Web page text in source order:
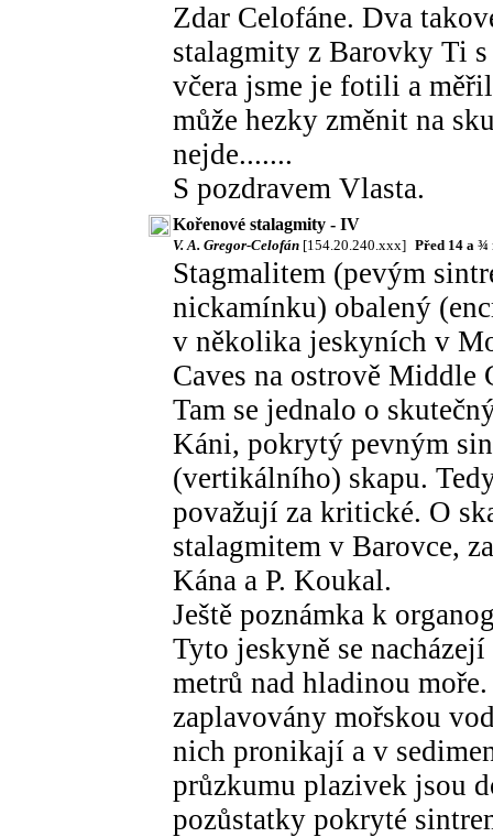
Zdar Celofáne. Dva
stalagmity z Barovky Ti
včera jsme je fotili a
může hezky změnit na
nejde.......
S pozdravem Vlasta.
Kořenové stalagmity - IV
V. A. Gregor-Celofán [154.20.240.xxx] Před 14 a ¾
Stagmalitem (pevým
nickamínku) obalený
v několika jeskyních v
Caves na ostrově Middle
Tam se jednalo o
Káni, pokrytý pevným
(vertikálního) skapu.
považují za kritické. O
stalagmitem v Barovce,
Kána a P. Koukal.
Ještě poznámka k
Tyto jeskyně se
metrů nad hladinou
zaplavovány mořskou
nich pronikají a v
průzkumu plazivek jsou
pozůstatky pokryté